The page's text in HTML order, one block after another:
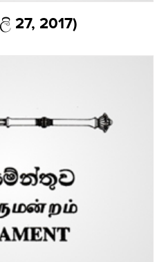
27, 2017)